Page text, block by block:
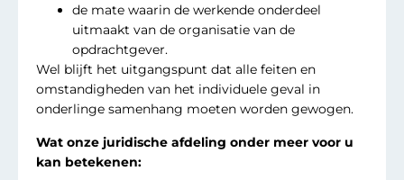
de mate waarin de werkende onderdeel
uitmaakt van de organisatie van de
opdrachtgever.
Wel blijft het uitgangspunt dat alle feiten en
omstandigheden van het individuele geval in
onderlinge samenhang moeten worden gewogen.
Wat onze juridische afdeling onder meer voor u
kan betekenen: